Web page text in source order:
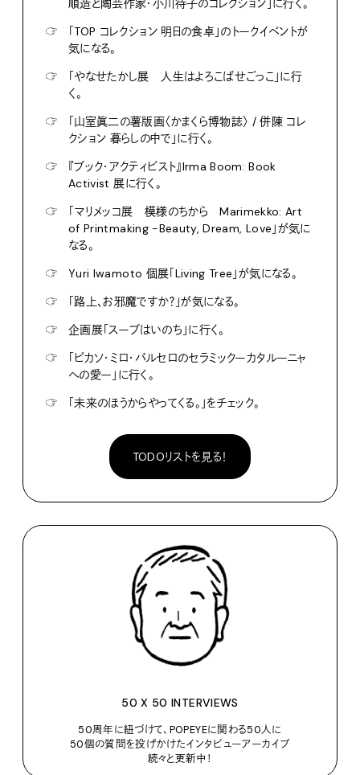
順造と陶芸作家・小川待子のコレクション」に行く。
☞
「TOP コレクション 明日の食卓」のトークイベントが
気になる。
☞
「やなせたかし展 人生はよろこばせごっこ」に行
く。
☞
「山室眞二の薯版画〈かまくら博物誌〉 / 併陳 コレ
クション 暮らしの中で」に行く。
☞
『ブック・アクティビスト』Irma Boom: Book
Activist 展に行く。
☞
「マリメッコ展 模様のちから Marimekko: Art
of Printmaking -Beauty, Dream, Love」が気に
なる。
☞
Yuri Iwamoto 個展「Living Tree」が気になる。
☞
「路上、お邪魔ですか？」が気になる。
☞
企画展「スープはいのち」に行く。
☞
「ピカソ・ミロ・バルセロのセラミックーカタルーニャ
への愛ー」に行く。
☞
「未来のほうからやってくる。」をチェック。
TODOリストを見る！
50 X 50 INTERVIEWS
50周年に紐づけて、POPEYEに関わる50人に
50個の質問を投げかけたインタビューアーカイブ
続々と更新中！